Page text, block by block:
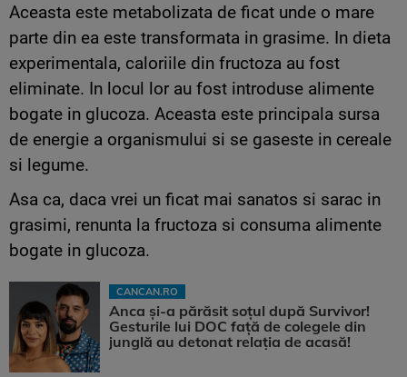
Aceasta este metabolizata de ficat unde o mare
parte din ea este transformata in grasime. In dieta
experimentala, caloriile din fructoza au fost
eliminate. In locul lor au fost introduse alimente
bogate in glucoza. Aceasta este principala sursa
de energie a organismului si se gaseste in cereale
si legume.
Asa ca, daca vrei un ficat mai sanatos si sarac in
grasimi, renunta la fructoza si consuma alimente
bogate in glucoza.
CANCAN.RO
Anca și-a părăsit soțul după Survivor!
Gesturile lui DOC față de colegele din
junglă au detonat relația de acasă!